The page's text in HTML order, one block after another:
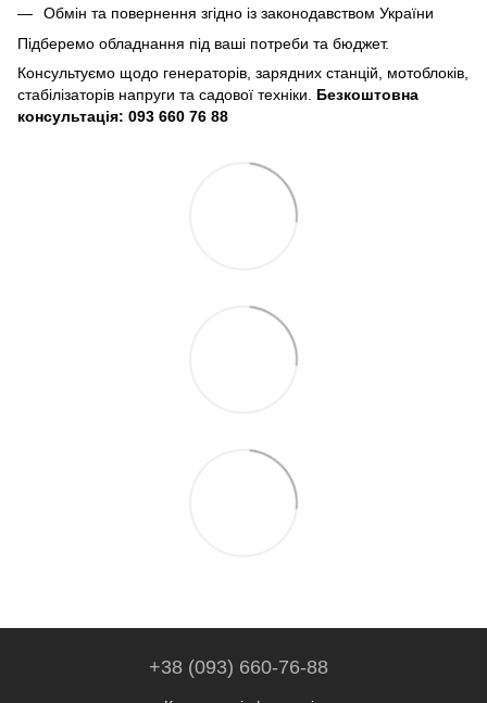
Обмін та повернення згідно із законодавством України
Підберемо обладнання під ваші потреби та бюджет.
Консультуємо щодо генераторів, зарядних станцій, мотоблоків,
стабілізаторів напруги та садової техніки. Безкоштовна
консультація: 093 660 76 88
+38 (093) 660-76-88